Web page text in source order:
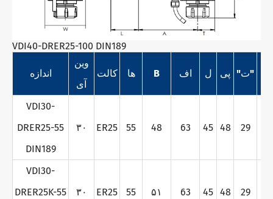
VDI40-DRER25-100 DIN189
اندازه
وین
آی
کالت ها B اف ل پی "ت"
VDI30-
DRER25-55
DIN189
۳۰ ER25 55 48 63 45 48 29
VDI30-
DRER25K-55
۳۰ ER25 55 ۵۱ 63 45 48 29